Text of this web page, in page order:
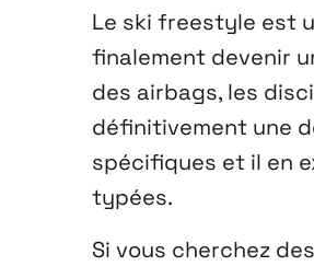
Le ski freestyle est
finalement devenir
des airbags, les
définitivement une
spécifiques et il en
typées.
Si vous cherchez